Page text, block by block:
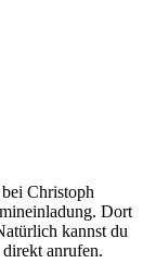
Christoph
Dort
kannst du
anrufen.